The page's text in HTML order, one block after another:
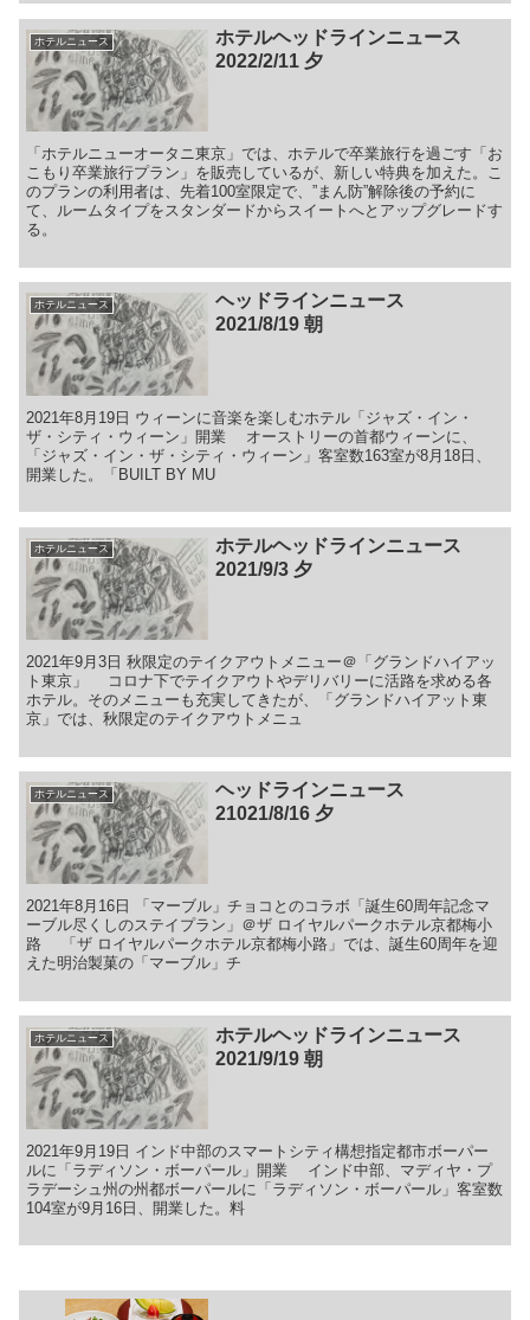
ホテルニュース
ホテルヘッドラインニュース
2022/2/11 夕
「ホテルニューオータニ東京」では、ホテルで卒業旅行を過ごす「お
こもり卒業旅行プラン」を販売しているが、新しい特典を加えた。こ
のプランの利用者は、先着100室限定で、”まん防”解除後の予約に
て、ルームタイプをスタンダードからスイートへとアップグレードす
る。
ホテルニュース
ヘッドラインニュース
2021/8/19 朝
2021年8月19日 ウィーンに音楽を楽しむホテル「ジャズ・イン・
ザ・シティ・ウィーン」開業 オーストリーの首都ウィーンに、
「ジャズ・イン・ザ・シティ・ウィーン」客室数163室が8月18日、
開業した。「BUILT BY MU
ホテルニュース
ホテルヘッドラインニュース
2021/9/3 夕
2021年9月3日 秋限定のテイクアウトメニュー＠「グランドハイアッ
ト東京」 コロナ下でテイクアウトやデリバリーに活路を求める各
ホテル。そのメニューも充実してきたが、「グランドハイアット東
京」では、秋限定のテイクアウトメニュ
ホテルニュース
ヘッドラインニュース
21021/8/16 夕
2021年8月16日 「マーブル」チョコとのコラボ「誕生60周年記念マ
ーブル尽くしのステイプラン」＠ザ ロイヤルパークホテル京都梅小
路 「ザ ロイヤルパークホテル京都梅小路」では、誕生60周年を迎
えた明治製菓の「マーブル」チ
ホテルニュース
ホテルヘッドラインニュース
2021/9/19 朝
2021年9月19日 インド中部のスマートシティ構想指定都市ボーパー
ルに「ラディソン・ボーパール」開業 インド中部、マディヤ・プ
ラデーシュ州の州都ボーパールに「ラディソン・ボーパール」客室数
104室が9月16日、開業した。料